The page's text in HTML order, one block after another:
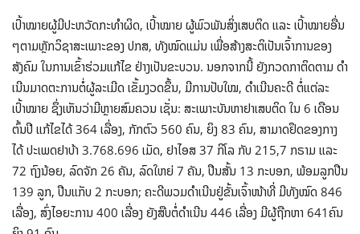
ເປົ້າໝາຍຜູ້ມີປະຫວັດກະທໍາຜິດ, ເປົ້າໝາຍ ຜູ້ພົວພັນສິ່ງເສບຕິດ ແລະ ເປົ້າໝາຍອື່ນ
ໆຕາມຫຼັກວິຊາສະເພາະຂອງ ປກສ, ທັງໝົດແມ່ນ ເພື່ອສ້າງສະຕິເປັນເຈົ້າການຂອງ
ສັງຄົມ ໃນການເຂົ້າຮ່ວມແກ້ໄຂ ຢ່າງເປັນຂະບວນ. ນອກ​ຈາກ​ນີ້ ຍັງກວດກາຕິດຕາມ ດໍາ
ເນີນມາດຕະການຕໍ່ຜູ້ລະເມີດ ເຂັ້ມງວດຂຶ້ນ, ມີການປັບໃໝ, ດໍາເນີນຄະດີ ຕໍ່ແຕ່ລະ
ເປົ້າໝາຍ ຊຶ່ງເຫັນວ່າມີຫຼາຍສົມຄວນ ເຊັ່ນ: ສະເພາະບັນຫາຢາເສບຕິດ ໃນ 6 ເດືອນ
ຕົ້ນປີ ແກ້ໄຂໄດ້ 364 ເລື່ອງ, ກັກຕົວ 560 ຄົນ, ຍິງ 83 ຄົນ, ສາມາດຢຶດຂອງກາງ
ໄດ້ ປະ​ເພດຢາບ້າ 3.768.696 ເມັດ, ຢາໄອສ 37 ກິໂລ ກັບ 215,7 ກຣາມ ແລະ
72 ຖົງນ້ອຍ, ລົດຈັກ 26 ຄັນ, ລົດໃຫຍ່ 7 ຄັນ, ປືນສັ້ນ 13 ກະບອກ, ພ້ອມລູກປືນ
139 ລູກ, ປືນແກັບ 2 ກະບອກ; ຄະດີພວມດໍາເນີນຢູ່ຂັ້ນເຈົ້າໜ້າທີ່ ມີທັງໝົດ 846
ເລື່ອງ, ສົ່ງໄອຍະການ 400 ເລື່ອງ ຍັງສືບຕໍ່ດໍາເນີນ 446 ເລື່ອງ ມີຜູ້ຖືກຫາ 641ຄົນ